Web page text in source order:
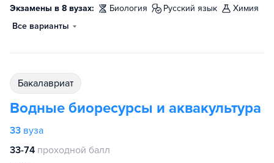
Экзамены в 8 вузах: биология русский язык
химия
Все варианты
бакалавриат
Водные биоресурсы и аквакультура
33 вуза
33-74 проходной балл